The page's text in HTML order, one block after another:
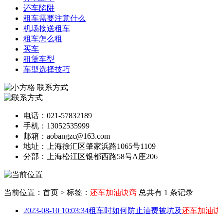
还车陷阱
租车需要注意什么
机场接送租车
租车怎么租
买车
租赁车型
车型选择技巧
联系方式
电话：021-57832189
手机：13052535999
邮箱：aobangzc@163.com
地址：上海徐汇区肇家浜路1065号1109
分部：上海松江区银都西路58号A座206
当前位置：首页 > 标签： 还车加油诀窍 总共有 1 条记录
2023-08-10 10:03:34租车时如何防止油费被坑及还车加油